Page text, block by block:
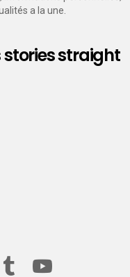
a la une.
stories straight